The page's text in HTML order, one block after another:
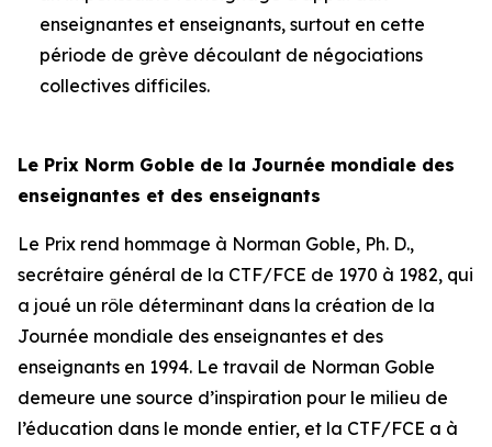
enseignantes et enseignants, surtout en cette
période de grève découlant de négociations
collectives difficiles.
Le Prix Norm Goble de la Journée mondiale des
enseignantes et des enseignants
Le Prix rend hommage à Norman Goble, Ph. D.,
secrétaire général de la CTF/FCE de 1970 à 1982, qui
a joué un rôle déterminant dans la création de la
Journée mondiale des enseignantes et des
enseignants en 1994. Le travail de Norman Goble
demeure une source d’inspiration pour le milieu de
l’éducation dans le monde entier, et la CTF/FCE a à